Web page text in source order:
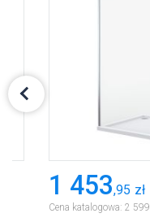
1 453,95 zł
Cena katalogowa: 2 599